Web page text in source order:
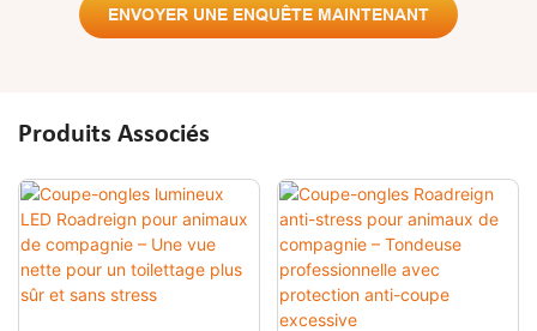
ENVOYER UNE ENQUÊTE MAINTENANT
Produits Associés